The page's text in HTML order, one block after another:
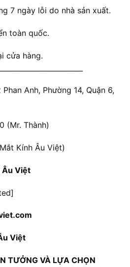
7 ngày lỗi do nhà sản xuất.
toàn quốc.
cửa hàng.
Anh, Phường 14, Quận 6,
(Mr. Thành)
Kính Âu Việt)
Âu Việt
Việt
TƯỞNG VÀ LỰA CHỌN